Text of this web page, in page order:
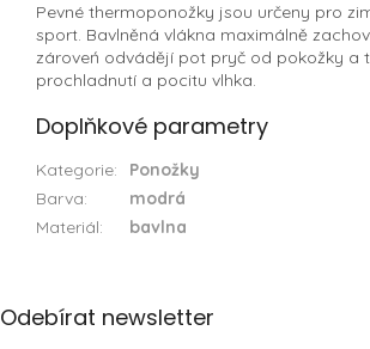
Pevné thermoponožky jsou určeny pro
sport. Bavlněná vlákna maximálně
zároveń odvádějí pot pryč od pokožky a
prochladnutí a pocitu vlhka.
Doplňkové parametry
Kategorie:
Ponožky
Barva:
modrá
Materiál: bavlna
Z
Odebírat newsletter